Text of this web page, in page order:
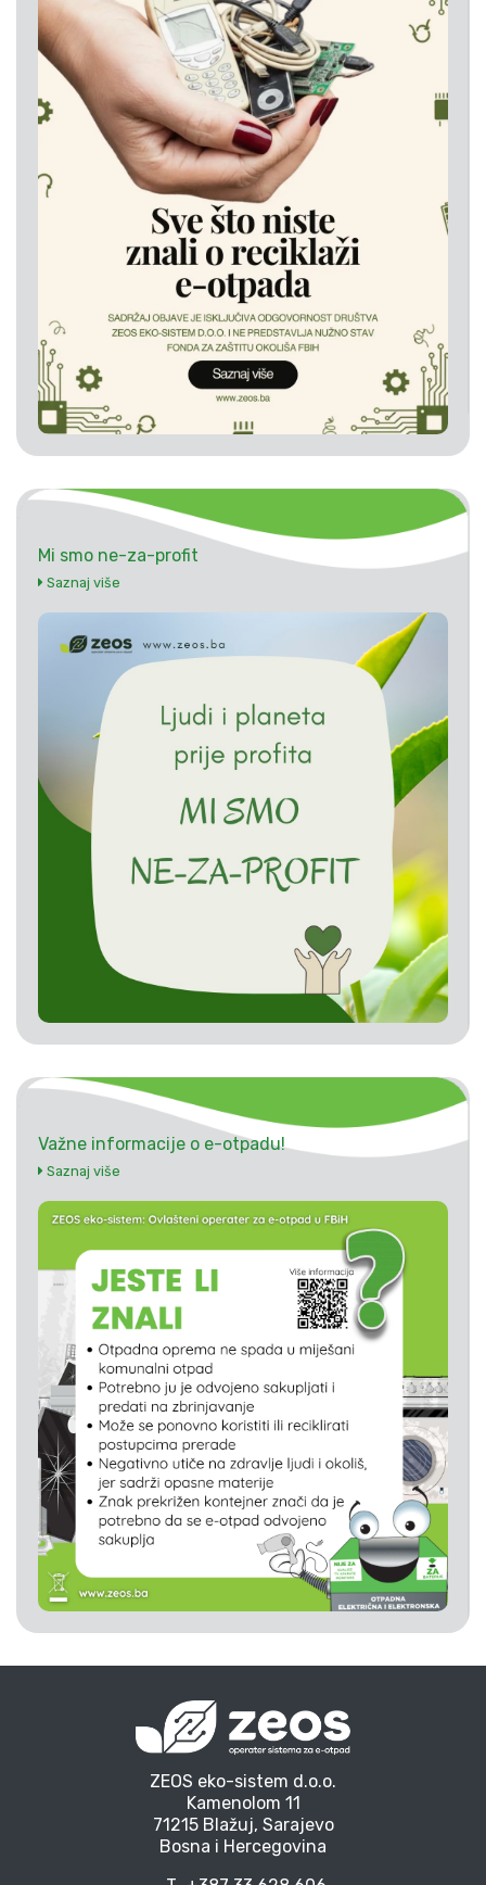
Mi smo ne-za-profit
Saznaj više
Važne informacije o e-otpadu!
Saznaj više
ZEOS eko-sistem d.o.o.
Kamenolom 11
71215 Blažuj, Sarajevo
Bosna i Hercegovina